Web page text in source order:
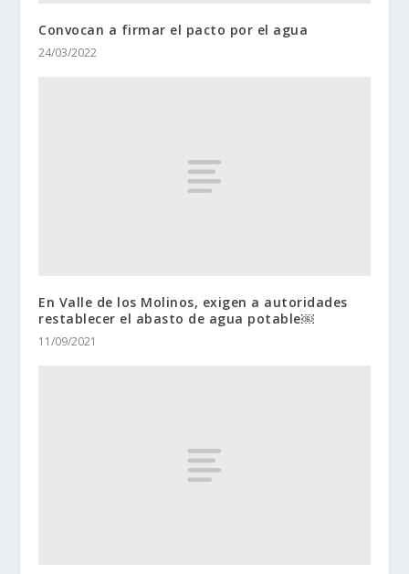
Convocan a firmar el pacto por el agua
24/03/2022
En Valle de los Molinos, exigen a autoridades
restablecer el abasto de agua potable￼
11/09/2021